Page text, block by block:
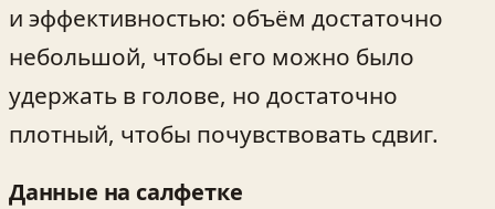
и эффективностью: объём достаточно
небольшой, чтобы его можно было
удержать в голове, но достаточно
плотный, чтобы почувствовать сдвиг.
Данные на салфетке